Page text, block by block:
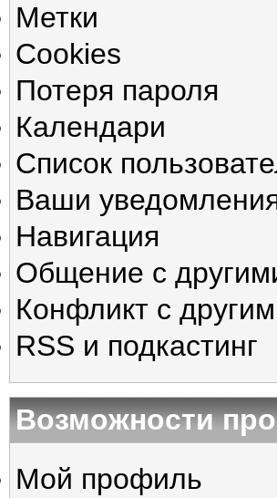
Метки
Cookies
Потеря пароля
Календари
Список
Ваши
Навигация
Общение с
Конфликт с
RSS и подкастинг
Возможности
Мой профиль